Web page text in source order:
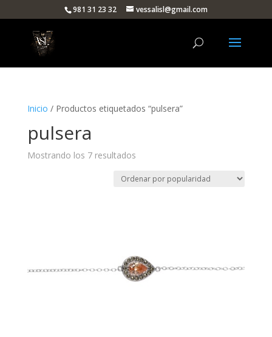
981 31 23 32 vessalisl@gmail.com
Inicio / Productos etiquetados “pulsera”
pulsera
Mostrando los 7 resultadosOrdenado
popularidad